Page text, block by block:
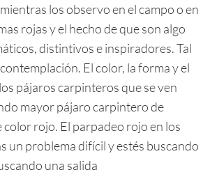
los observo en el campo o en
rojas y el hecho de que son algo
distintivos e inspiradores. Tal
El color, la forma y el
pájaros carpinteros que se ven
mayor pájaro carpintero de
rojo. El parpadeo rojo en los
un problema difícil y estés buscando
una salida